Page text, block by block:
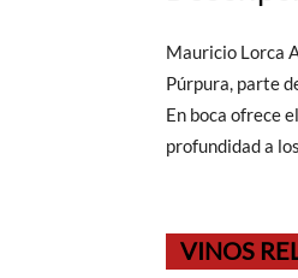
Mauricio Lorca
Púrpura, parte
En boca ofrece
profundidad a
VINOS